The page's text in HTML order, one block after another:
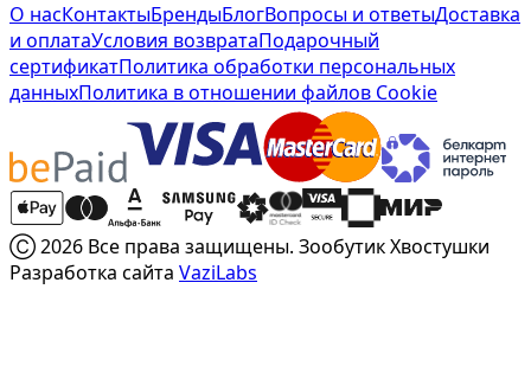
О насКонтактыБрендыБлогВопросы и ответыДоставка
и оплатаУсловия возвратаПодарочный
сертификатПолитика обработки персональных
данныхПолитика в отношении файлов Cookie
Ⓒ 2026 Все права защищены. Зообутик Хвостушки
Разработка сайта VaziLabs